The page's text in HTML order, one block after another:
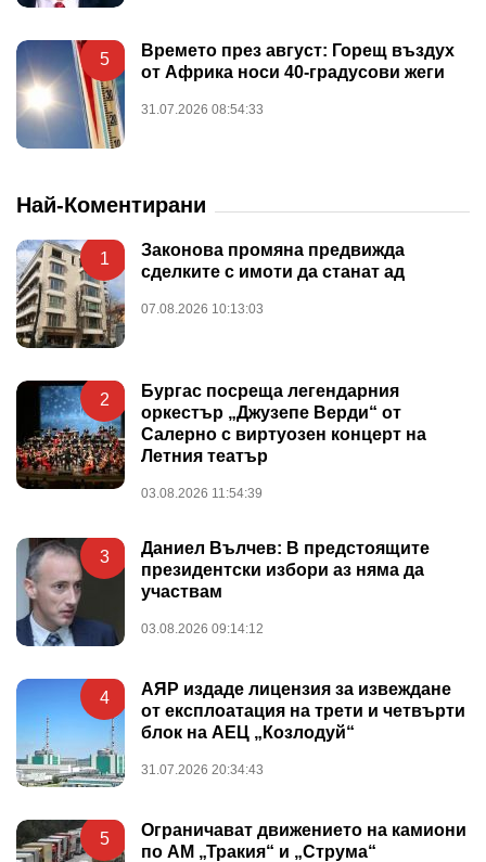
5
Времето през август: Горещ въздух
от Африка носи 40-градусови жеги
31.07.2026 08:54:33
Най-Коментирани
1
Законова промяна предвижда
сделките с имоти да станат ад
07.08.2026 10:13:03
2
Бургас посреща легендарния
оркестър „Джузепе Верди“ от
Салерно с виртуозен концерт на
Летния театър
03.08.2026 11:54:39
3
Даниел Вълчев: В предстоящите
президентски избори аз няма да
участвам
03.08.2026 09:14:12
4
АЯР издаде лицензия за извеждане
от експлоатация на трети и четвърти
блок на АЕЦ „Козлодуй“
31.07.2026 20:34:43
5
Ограничават движението на камиони
по АМ „Тракия“ и „Струма“